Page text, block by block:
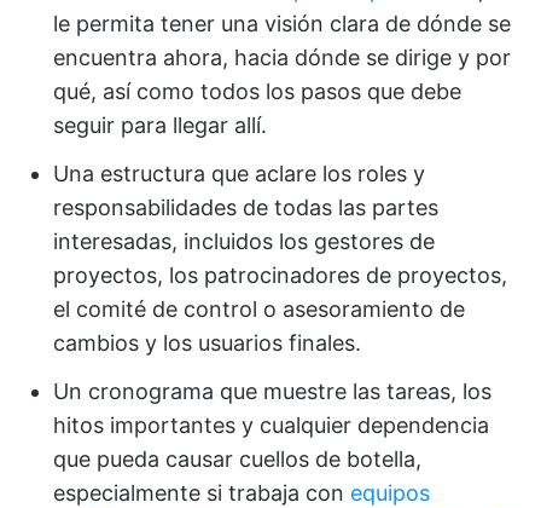
le permita tener una visión clara de dónde se
encuentra ahora, hacia dónde se dirige y por
qué, así como todos los pasos que debe
seguir para llegar allí.
Una estructura que aclare los roles y
responsabilidades de todas las partes
interesadas, incluidos los gestores de
proyectos, los patrocinadores de proyectos,
el comité de control o asesoramiento de
cambios y los usuarios finales.
Un cronograma que muestre las tareas, los
hitos importantes y cualquier dependencia
que pueda causar cuellos de botella,
especialmente si trabaja con equipos